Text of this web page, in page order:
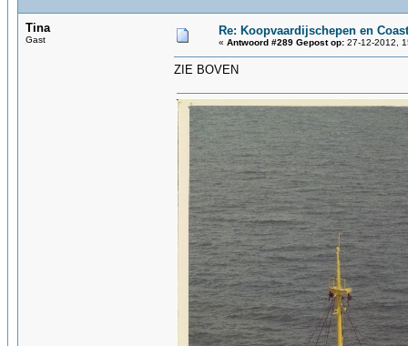
Tina
Gast
Re: Koopvaardijschepen en
« Antwoord #289 Gepost op: 27-12-2012,
ZIE BOVEN